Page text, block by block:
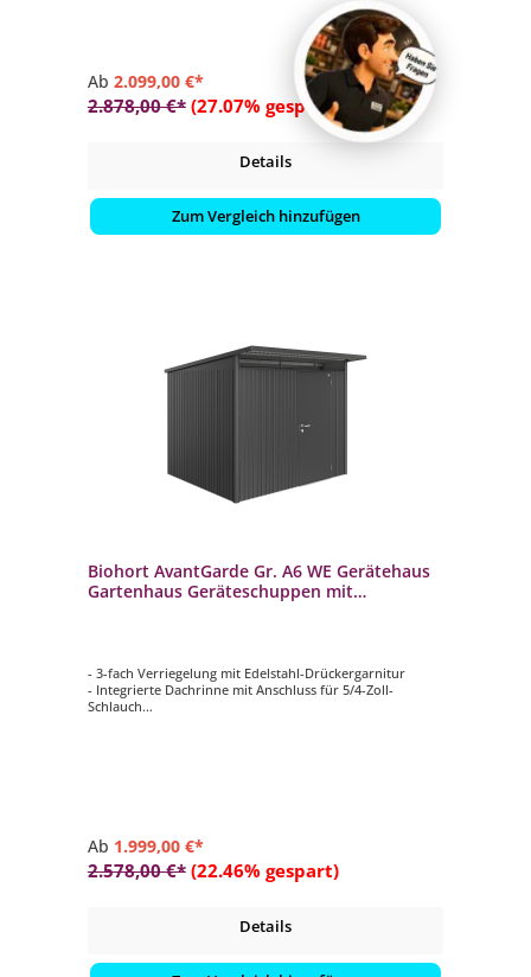
Ab 2.099,00 €*
2.878,00 €* (27.07% gespart)
Details
Zum Vergleich hinzufügen
Biohort AvantGarde Gr. A6 WE Gerätehaus
Gartenhaus Geräteschuppen mit
- 3-fach Verriegelung mit Edelstahl-Drückergarnitur
- Integrierte Dachrinne mit Anschluss für 5/4-Zoll-
Schlauch
Ab 1.999,00 €*
2.578,00 €* (22.46% gespart)
Details